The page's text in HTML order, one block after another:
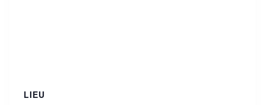
LIEU